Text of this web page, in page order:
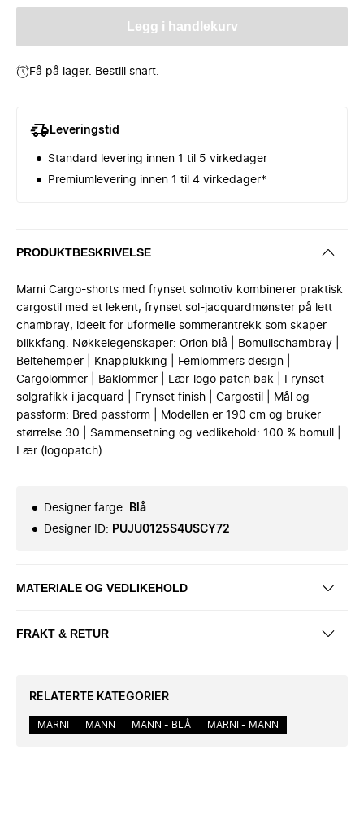
Legg i handlekurv
Få på lager. Bestill snart.
Leveringstid
Standard levering innen 1 til 5 virkedager
Premiumlevering innen 1 til 4 virkedager*
PRODUKTBESKRIVELSE
Marni Cargo-shorts med frynset solmotiv kombinerer praktisk
cargostil med et lekent, frynset sol-jacquardmønster på lett
chambray, ideelt for uformelle sommerantrekk som skaper
blikkfang. Nøkkelegenskaper: Orion blå | Bomullschambray |
Beltehemper | Knapplukking | Femlommers design |
Cargolommer | Baklommer | Lær-logo patch bak | Frynset
solgrafikk i jacquard | Frynset finish | Cargostil | Mål og
passform: Bred passform | Modellen er 190 cm og bruker
størrelse 30 | Sammensetning og vedlikehold: 100 % bomull |
Lær (logopatch)
Designer farge: Blå
Designer ID: PUJU0125S4USCY72
MATERIALE OG VEDLIKEHOLD
FRAKT & RETUR
RELATERTE KATEGORIER
MARNI MANN MANN - BLÅ MARNI - MANN